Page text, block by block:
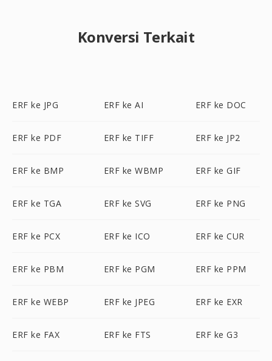
Konversi Terkait
ERF ke JPG ERF ke AI ERF ke DOC
ERF ke PDF ERF ke TIFF ERF ke JP2
ERF ke BMP ERF ke WBMP ERF ke GIF
ERF ke TGA ERF ke SVG ERF ke PNG
ERF ke PCX ERF ke ICO ERF ke CUR
ERF ke PBM ERF ke PGM ERF ke PPM
ERF ke WEBP ERF ke JPEG ERF ke EXR
ERF ke FAX ERF ke FTS ERF ke G3